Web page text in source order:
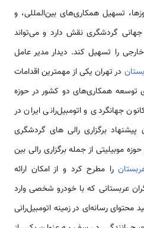
تسهیل همکاری‌های بین‌المللی، و
جهانی گردشگری نقش دارد و می‌تواند
را تسهیل کند. دیدار مدیر عامل
در تهران یکی از مهمترین اقدامات
توسعه همکاری‌های دو کشور در حوزه
جهانگردی و اتومبیل‌رانی ایران در
پیشنهاد برگزاری رالی های گردشگری
موبیلیتی از جمله برگزاری رالی بین
را مطرح کرد و از امکان ارائه
عربستانی که با خودرو شخصی وارد
محتوای رسانه‌ای در زمینه اتومبیل‌رانی